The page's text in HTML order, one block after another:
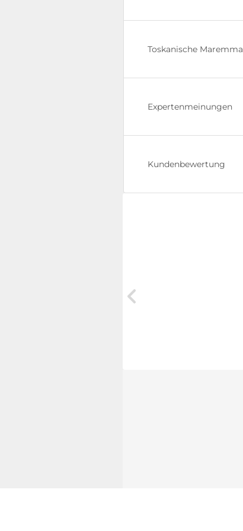
Toskanische Maremma
Expertenmeinungen
Kundenbewertung